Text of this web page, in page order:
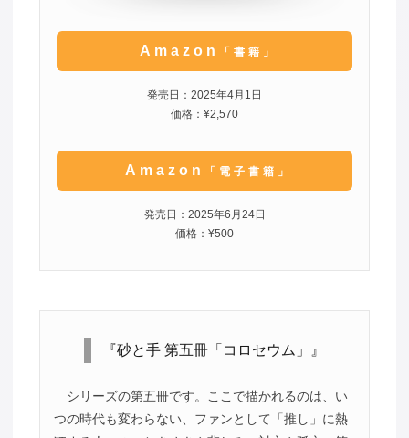
Amazon 「書籍」
発売日：2025年4月1日
価格：¥2,570
Amazon 「電子書籍」
発売日：2025年6月24日
価格：¥500
『砂と手 第五冊「コロセウム」』
シリーズの第五冊です。ここで描かれるのは、い
つの時代も変わらない、ファンとして「推し」に熱